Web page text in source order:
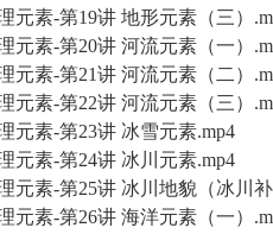
素-第19讲 地形元素（三）
素-第20讲 河流元素（一）
素-第21讲 河流元素（二）
素-第22讲 河流元素（三）
素-第23讲 冰雪元素.mp4
素-第24讲 冰川元素.mp4
素-第25讲 冰川地貌（冰川
素-第26讲 海洋元素（一）